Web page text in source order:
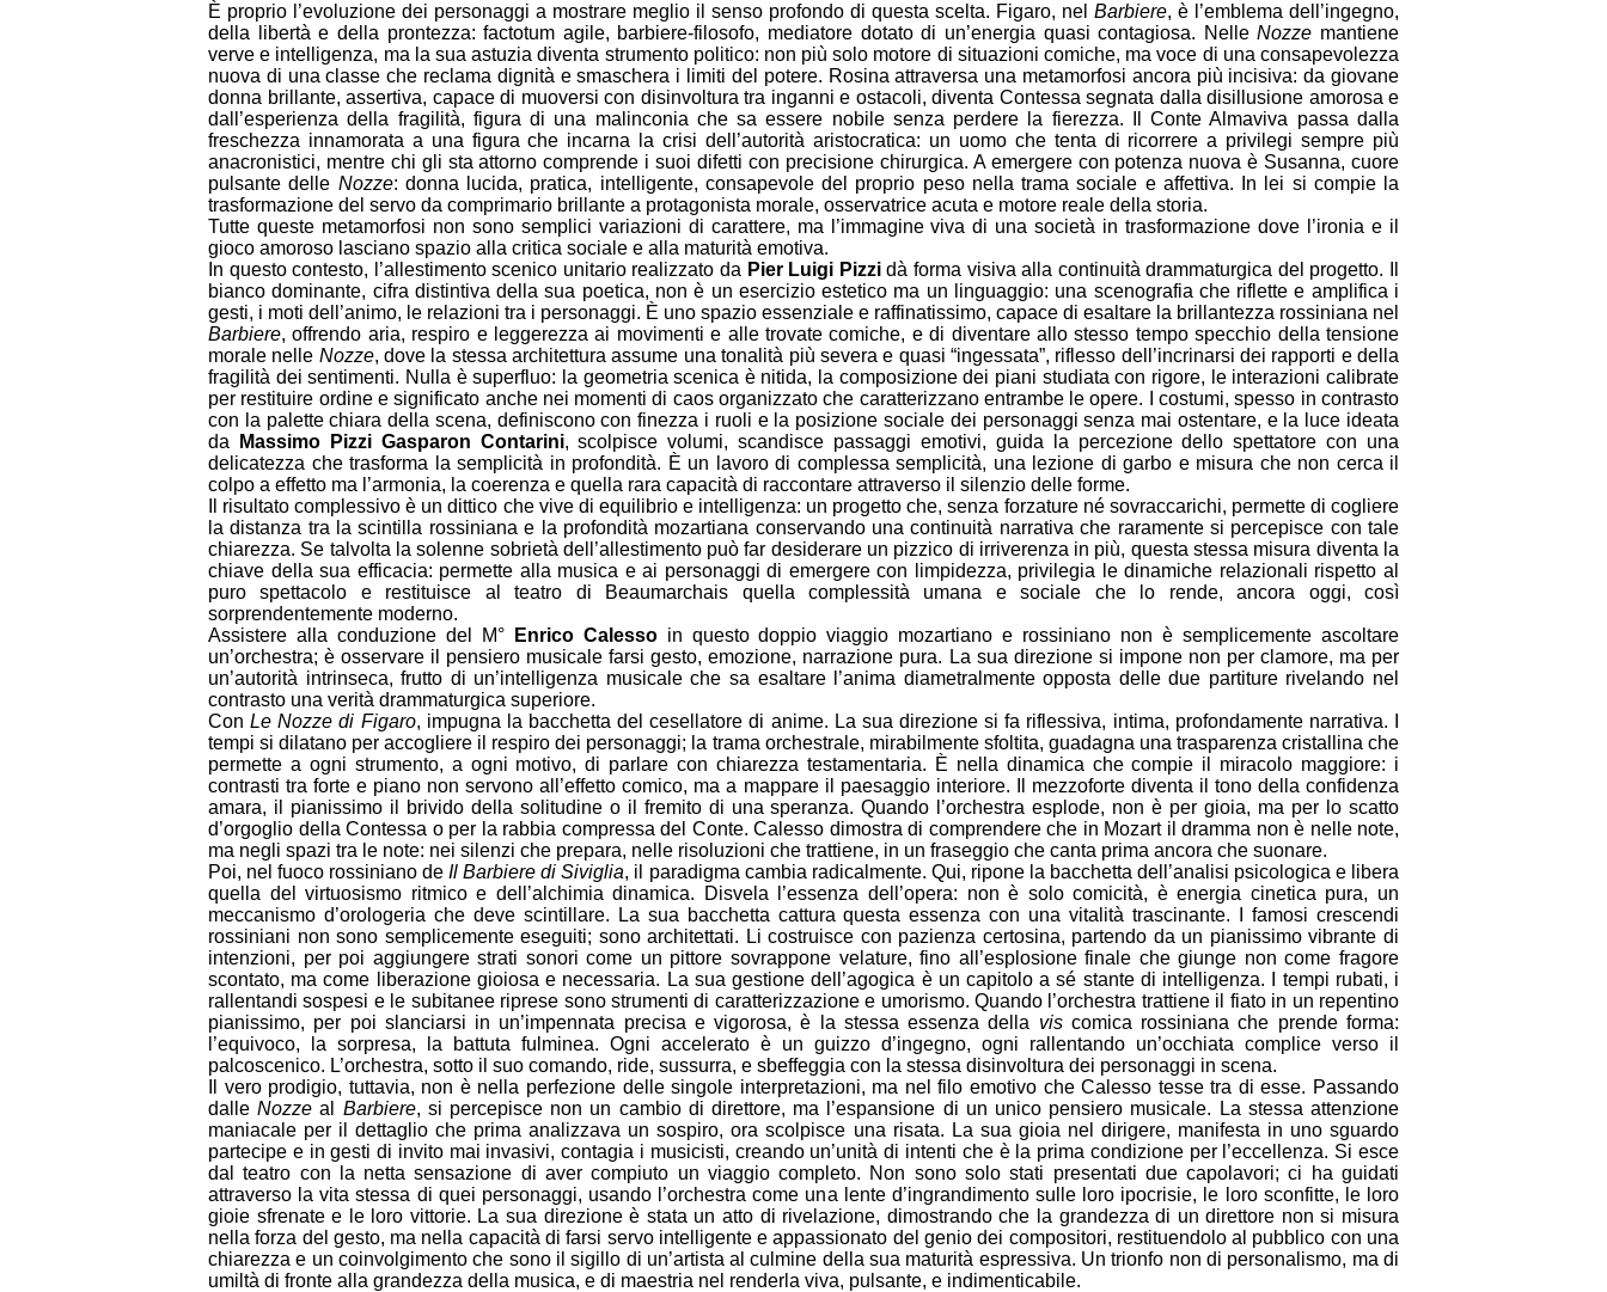
È proprio l’evoluzione dei personaggi a mostrare meglio il senso profondo di questa scelta. Figaro, nel Barbiere, è l’emblema dell’ingegno,
della libertà e della prontezza: factotum agile, barbiere-filosofo, mediatore dotato di un’energia quasi contagiosa. NelleNozze mantiene
verve e intelligenza, ma la sua astuzia diventa strumento politico: non più solo motore di situazioni comiche, ma voce di una consapevolezza
nuova di una classe che reclama dignità e smaschera i limiti del potere. Rosina attraversa una metamorfosi ancora più incisiva: da giovane
donna brillante, assertiva, capace di muoversi con disinvoltura tra inganni e ostacoli, diventa Contessa segnata dalla disillusione amorosa e
dall’esperienza della fragilità, figura di una malinconia che sa essere nobile senza perdere la fierezza. Il Conte Almaviva passa dalla
freschezza innamorata a una figura che incarna la crisi dell’autorità aristocratica: un uomo che tenta di ricorrere a privilegi sempre più
anacronistici, mentre chi gli sta attorno comprende i suoi difetti con precisione chirurgica. A emergere con potenza nuova è Susanna, cuore
pulsante delle Nozze: donna lucida, pratica, intelligente, consapevole del proprio peso nella trama sociale e affettiva. In lei si compie la
trasformazione del servo da comprimario brillante a protagonista morale, osservatrice acuta e motore reale della storia.
Tutte queste metamorfosi non sono semplici variazioni di carattere, ma l’immagine viva di una società in trasformazione dove l’ironia e il
gioco amoroso lasciano spazio alla critica sociale e alla maturità emotiva.
In questo contesto, l’allestimento scenico unitario realizzato da Pier Luigi Pizzidà forma visiva alla continuità drammaturgica del progetto. Il
bianco dominante, cifra distintiva della sua poetica, non è un esercizio estetico ma un linguaggio: una scenografia che riflette e amplifica i
gesti, i moti dell’animo, le relazioni tra i personaggi. È uno spazio essenziale e raffinatissimo, capace di esaltare la brillantezza rossiniana nel
Barbiere, offrendo aria, respiro e leggerezza ai movimenti e alle trovate comiche, e di diventare allo stesso tempo specchio della tensione
morale nelle Nozze, dove la stessa architettura assume una tonalità più severa e quasi “ingessata”, riflesso dell’incrinarsi dei rapporti e della
fragilità dei sentimenti. Nulla è superfluo: la geometria scenica è nitida, la composizione dei piani studiata con rigore, le interazioni calibrate
per restituire ordine e significato anche nei momenti di caos organizzato che caratterizzano entrambe le opere. I costumi, spesso in contrasto
con la palette chiara della scena, definiscono con finezza i ruoli e la posizione sociale dei personaggi senza mai ostentare, e la luce ideata
da
Massimo Pizzi Gasparon Contarini, scolpisce volumi, scandisce passaggi emotivi, guida la percezione dello spettatore con una
delicatezza che trasforma la semplicità in profondità. È un lavoro di complessa semplicità, una lezione di garbo e misura che non cerca il
colpo a effetto ma l’armonia, la coerenza e quella rara capacità di raccontare attraverso il silenzio delle forme.
Il risultato complessivo è un dittico che vive di equilibrio e intelligenza: un progetto che, senza forzature né sovraccarichi, permette di cogliere
la distanza tra la scintilla rossiniana e la profondità mozartiana conservando una continuità narrativa che raramente si percepisce con tale
chiarezza. Se talvolta la solenne sobrietà dell’allestimento può far desiderare un pizzico di irriverenza in più, questa stessa misura diventa la
chiave della sua efficacia: permette alla musica e ai personaggi di emergere con limpidezza, privilegia le dinamiche relazionali rispetto al
puro spettacolo e restituisce al teatro di Beaumarchais quella complessità umana e sociale che lo rende, ancora oggi, così
sorprendentemente moderno.
Assistere alla conduzione del M°
Enrico Calessoin questo doppio viaggio mozartiano e rossiniano non è semplicemente ascoltare
un’orchestra; è osservare il pensiero musicale farsi gesto, emozione, narrazione pura. La sua direzione si impone non per clamore, ma per
un’autorità intrinseca, frutto di un’intelligenza musicale che sa esaltare l’anima diametralmente opposta delle due partiture rivelando nel
contrasto una verità drammaturgica superiore.
ConLe Nozze di Figaro, impugna la bacchetta del cesellatore di anime. La sua direzione si fa riflessiva, intima, profondamente narrativa. I
tempi si dilatano per accogliere il respiro dei personaggi; la trama orchestrale, mirabilmente sfoltita, guadagna una trasparenza cristallina che
permette a ogni strumento, a ogni motivo, di parlare con chiarezza testamentaria. È nella dinamica che compie il miracolo maggiore: i
contrasti tra forte e piano non servono all’effetto comico, ma a mappare il paesaggio interiore. Il mezzoforte diventa il tono della confidenza
amara, il pianissimo il brivido della solitudine o il fremito di una speranza. Quando l’orchestra esplode, non è per gioia, ma per lo scatto
d’orgoglio della Contessa o per la rabbia compressa del Conte. Calesso dimostra di comprendere che in Mozart il dramma non è nelle note,
ma negli spazi tra le note: nei silenzi che prepara, nelle risoluzioni che trattiene, in un fraseggio che canta prima ancora che suonare.
Poi, nel fuoco rossiniano deIl Barbiere di Siviglia, il paradigma cambia radicalmente. Qui, ripone la bacchetta dell’analisi psicologica e libera
quella del virtuosismo ritmico e dell’alchimia dinamica. Disvela l’essenza dell’opera: non è solo comicità, è energia cinetica pura, un
meccanismo d’orologeria che deve scintillare. La sua bacchetta cattura questa essenza con una vitalità trascinante. I famosi crescendi
rossiniani non sono semplicemente eseguiti; sono architettati. Li costruisce con pazienza certosina, partendo da un pianissimo vibrante di
intenzioni, per poi aggiungere strati sonori come un pittore sovrappone velature, fino all’esplosione finale che giunge non come fragore
scontato, ma come liberazione gioiosa e necessaria. La sua gestione dell’agogica è un capitolo a sé stante di intelligenza. I tempi rubati, i
rallentandi sospesi e le subitanee riprese sono strumenti di caratterizzazione e umorismo. Quando l’orchestra trattiene il fiato in un repentino
pianissimo, per poi slanciarsi in un’impennata precisa e vigorosa, è la stessa essenza della viscomica rossiniana che prende forma:
l’equivoco, la sorpresa, la battuta fulminea. Ogni accelerato è un guizzo d’ingegno, ogni rallentando un’occhiata complice verso il
palcoscenico. L’orchestra, sotto il suo comando, ride, sussurra, e sbeffeggia con la stessa disinvoltura dei personaggi in scena.
Il vero prodigio, tuttavia, non è nella perfezione delle singole interpretazioni, ma nel filo emotivo che Calesso tesse tra di esse. Passando
dalleNozze al Barbiere, si percepisce non un cambio di direttore, ma l’espansione di un unico pensiero musicale. La stessa attenzione
maniacale per il dettaglio che prima analizzava un sospiro, ora scolpisce una risata. La sua gioia nel dirigere, manifesta in uno sguardo
partecipe e in gesti di invito mai invasivi, contagia i musicisti, creando un’unità di intenti che è la prima condizione per l’eccellenza. Si esce
dal teatro con la netta sensazione di aver compiuto un viaggio completo. Non sono solo stati presentati due capolavori; ci ha guidati
attraverso la vita stessa di quei personaggi, usando l’orchestra come una lente d’ingrandimento sulle loro ipocrisie, le loro sconfitte, le loro
gioie sfrenate e le loro vittorie. La sua direzione è stata un atto di rivelazione, dimostrando che la grandezza di un direttore non si misura
nella forza del gesto, ma nella capacità di farsi servo intelligente e appassionato del genio dei compositori, restituendolo al pubblico con una
chiarezza e un coinvolgimento che sono il sigillo di un’artista al culmine della sua maturità espressiva. Un trionfo non di personalismo, ma di
umiltà di fronte alla grandezza della musica, e di maestria nel renderla viva, pulsante, e indimenticabile.